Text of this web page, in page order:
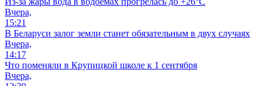
Вчера,
15:21
В Беларуси залог земли станет обязательным в двух случаях
Вчера,
14:17
Что поменяли в Крупицкой школе к 1 сентября
Вчера,